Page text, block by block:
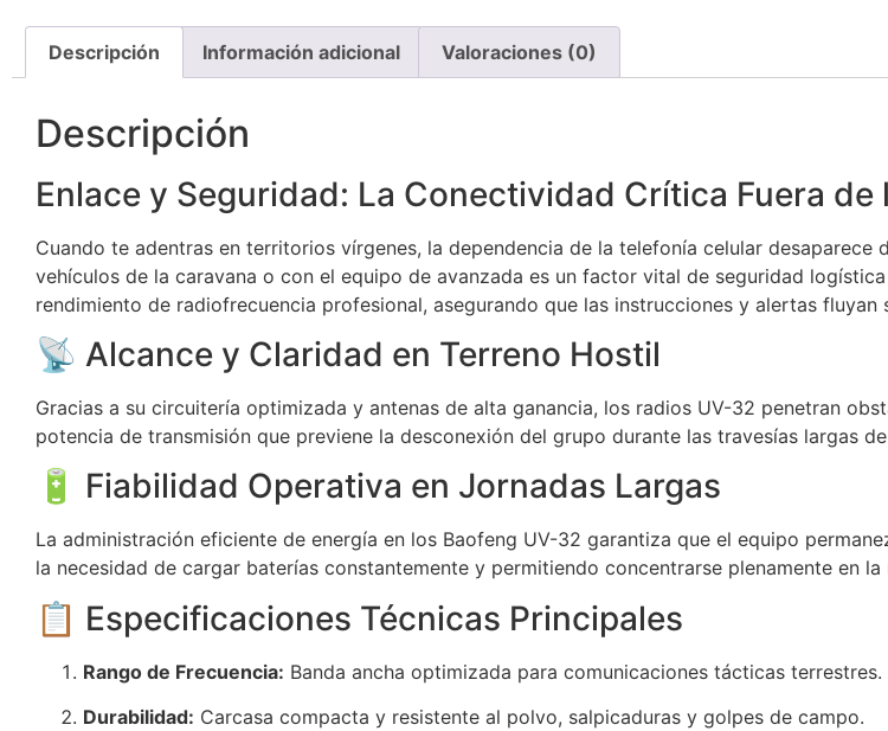
Descripción Información adicional Valoraciones (0)
Descripción
Enlace y Seguridad: La Conectividad Crítica Fuera de
Cuando te adentras en territorios vírgenes, la dependencia de la telefonía celular
vehículos de la caravana o con el equipo de avanzada es un factor vital de seguridad
rendimiento de radiofrecuencia profesional, asegurando que las instrucciones y alertas
📡 Alcance y Claridad en Terreno Hostil
Gracias a su circuitería optimizada y antenas de alta ganancia, los radios UV-32 penetran
potencia de transmisión que previene la desconexión del grupo durante las travesías largas
🔋 Fiabilidad Operativa en Jornadas Largas
La administración eficiente de energía en los Baofeng UV-32 garantiza que el equipo
la necesidad de cargar baterías constantemente y permitiendo concentrarse plenamente en la
📋 Especificaciones Técnicas Principales
Rango de Frecuencia: Banda ancha optimizada para comunicaciones tácticas terrestres.
Durabilidad: Carcasa compacta y resistente al polvo, salpicaduras y golpes de campo.